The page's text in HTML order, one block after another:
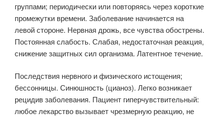
группами; периодически или повторяясь через короткие
промежутки времени. Заболевание начинается на
левой стороне. Нервная дрожь, все чувства обострены.
Постоянная слабость. Слабая, недостаточная реакция,
снижение защитных сил организма. Латентное течение.
Последствия нервного и физического истощения;
бессонницы. Синюшность (цианоз). Легко возникает
рецидив заболевания. Пациент гиперчувствительный:
любое лекарство вызывает чрезмерную реакцию, не